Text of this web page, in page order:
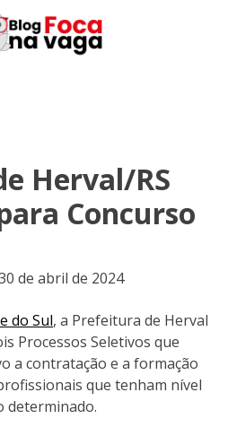
Herval/RS
Concurso
de abril de 2024
do Sul, a Prefeitura de Herval
Processos Seletivos que
a contratação e a formação
que tenham nível
determinado.